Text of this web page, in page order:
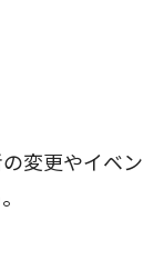
変更やイベン